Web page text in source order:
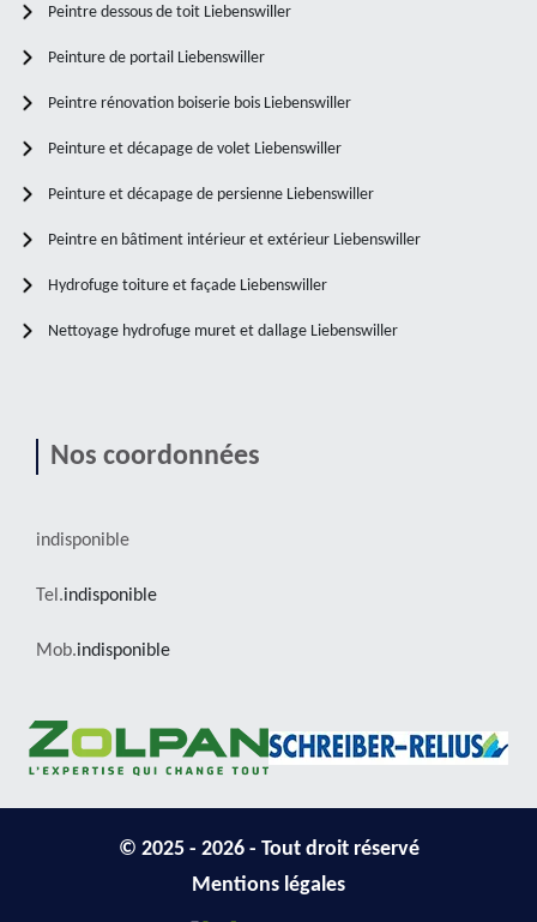
Peintre dessous de toit Liebenswiller
Peinture de portail Liebenswiller
Peintre rénovation boiserie bois Liebenswiller
Peinture et décapage de volet Liebenswiller
Peinture et décapage de persienne Liebenswiller
Peintre en bâtiment intérieur et extérieur Liebenswiller
Hydrofuge toiture et façade Liebenswiller
Nettoyage hydrofuge muret et dallage Liebenswiller
Nos coordonnées
indisponible
Tel.indisponible
Mob.indisponible
© 2025 - 2026 - Tout droit réservé
Mentions légales